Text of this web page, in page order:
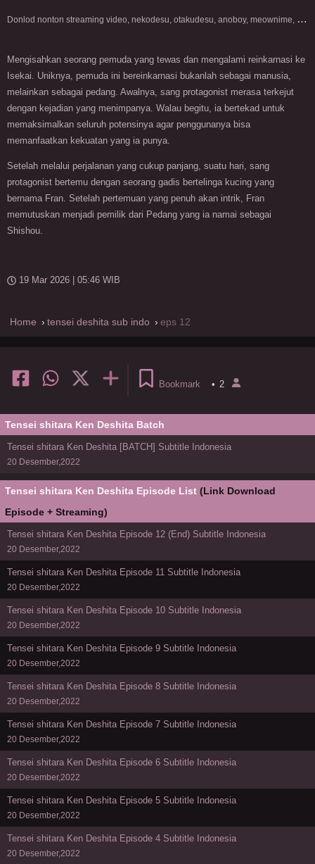
D
onlod nonton streaming video, nekodesu, otakudesu, anoboy, meownime, anitoki, meguminime, melody, oploverz, anoboy, nimegami, unduh, riie net, drivenime, myanimelist, MAL, kusonime, neonime, bstation, maxnime, Netflix, animeindo, anichin, crunchyroll, neonime, samehadaku, streaming, otakupoi, awsubs, anibatch, anikyojin, nekonime, kurogaze, zippyshare, vidio google drive, Muse Indonesia, kazefuri, iQIYI, Viu, Ani-One Asia, Animenonton, Otaku desu, Mangaku, Anibatch,Vidio, Genflix, Amazon Prime Video, 3GP, Mp4, 240p, Terlengkap.
Mengisahkan seorang pemuda yang tewas dan mengalami reinkarnasi ke
Isekai. Uniknya, pemuda ini bereinkarnasi bukanlah sebagai manusia,
melainkan sebagai pedang. Awalnya, sang protagonist merasa terkejut
dengan kejadian yang menimpanya. Walau begitu, ia bertekad untuk
memaksimalkan seluruh potensinya agar penggunanya bisa
memanfaatkan kekuatan yang ia punya.
Setelah melalui perjalanan yang cukup panjang, suatu hari, sang
protagonist bertemu dengan seorang gadis bertelinga kucing yang
bernama Fran. Setelah pertemuan yang penuh akan intrik, Fran
memutuskan menjadi pemilik dari Pedang yang ia namai sebagai
Shishou.
19 Mar 2026 | 05:46 WIB
Home tensei deshita sub indo eps 12
Bookmark • 2
Tensei shitara Ken Deshita Batch
Tensei shitara Ken Deshita [BATCH] Subtitle Indonesia
20 Desember,2022
Tensei shitara Ken Deshita Episode List (Link Download
Episode + Streaming)
Tensei shitara Ken Deshita Episode 12 (End) Subtitle Indonesia
20 Desember,2022
Tensei shitara Ken Deshita Episode 11 Subtitle Indonesia
20 Desember,2022
Tensei shitara Ken Deshita Episode 10 Subtitle Indonesia
20 Desember,2022
Tensei shitara Ken Deshita Episode 9 Subtitle Indonesia
20 Desember,2022
Tensei shitara Ken Deshita Episode 8 Subtitle Indonesia
20 Desember,2022
Tensei shitara Ken Deshita Episode 7 Subtitle Indonesia
20 Desember,2022
Tensei shitara Ken Deshita Episode 6 Subtitle Indonesia
20 Desember,2022
Tensei shitara Ken Deshita Episode 5 Subtitle Indonesia
20 Desember,2022
Tensei shitara Ken Deshita Episode 4 Subtitle Indonesia
20 Desember,2022